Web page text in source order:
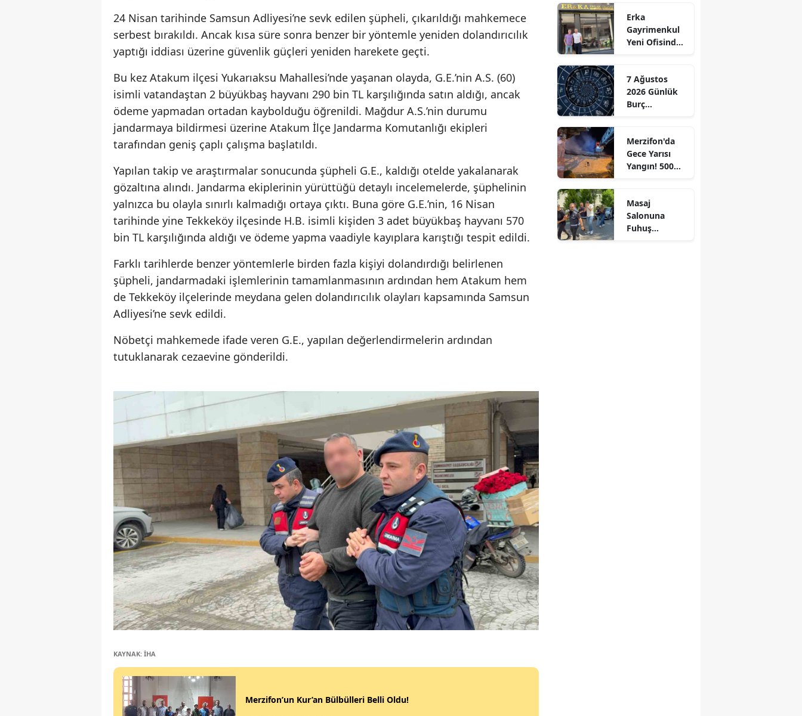
Eskişehir
Giresun
Gümüşhane
Hatay
Isparta
Mersin
İstanbul
24 Nisan tarihinde Samsun Adliyesi’ne sevk edilen şüpheli, çıkarıldığı mahkemece
serbest bırakıldı. Ancak kısa süre sonra benzer bir yöntemle yeniden dolandırıcılık
yaptığı iddiası üzerine güvenlik güçleri yeniden harekete geçti.
Bu kez Atakum ilçesi Yukarıaksu Mahallesi’nde yaşanan olayda, G.E.’nin A.S. (60)
isimli vatandaştan 2 büyükbaş hayvanı 290 bin TL karşılığında satın aldığı, ancak
ödeme yapmadan ortadan kaybolduğu öğrenildi. Mağdur A.S.’nin durumu
jandarmaya bildirmesi üzerine Atakum İlçe Jandarma Komutanlığı ekipleri
tarafından geniş çaplı çalışma başlatıldı.
Yapılan takip ve araştırmalar sonucunda şüpheli G.E., kaldığı otelde yakalanarak
gözaltına alındı. Jandarma ekiplerinin yürüttüğü detaylı incelemelerde, şüphelinin
yalnızca bu olayla sınırlı kalmadığı ortaya çıktı. Buna göre G.E.’nin, 16 Nisan
tarihinde yine Tekkeköy ilçesinde H.B. isimli kişiden 3 adet büyükbaş hayvanı 570
bin TL karşılığında aldığı ve ödeme yapma vaadiyle kayıplara karıştığı tespit edildi.
Farklı tarihlerde benzer yöntemlerle birden fazla kişiyi dolandırdığı belirlenen
şüpheli, jandarmadaki işlemlerinin tamamlanmasının ardından hem Atakum hem
de Tekkeköy ilçelerinde meydana gelen dolandırıcılık olayları kapsamında Samsun
Adliyesi’ne sevk edildi.
Nöbetçi mahkemede ifade veren G.E., yapılan değerlendirmelerin ardından
tutuklanarak cezaevine gönderildi.
KAYNAK: İHA
Merzifon’un Kur’an Bülbülleri Belli Oldu!
Alındı
Erka
Gayrimenkul
Yeni Ofisinde
“Gayrimenkul
Almak İçin
Doğru Zaman”
7 Ağustos
2026 Günlük
Burç
Sürprizler,
Parada Yeni
Fırsatlar
Merzifon'da
Gece Yarısı
Yangın! 500
Masaj
Salonuna
Fuhuş